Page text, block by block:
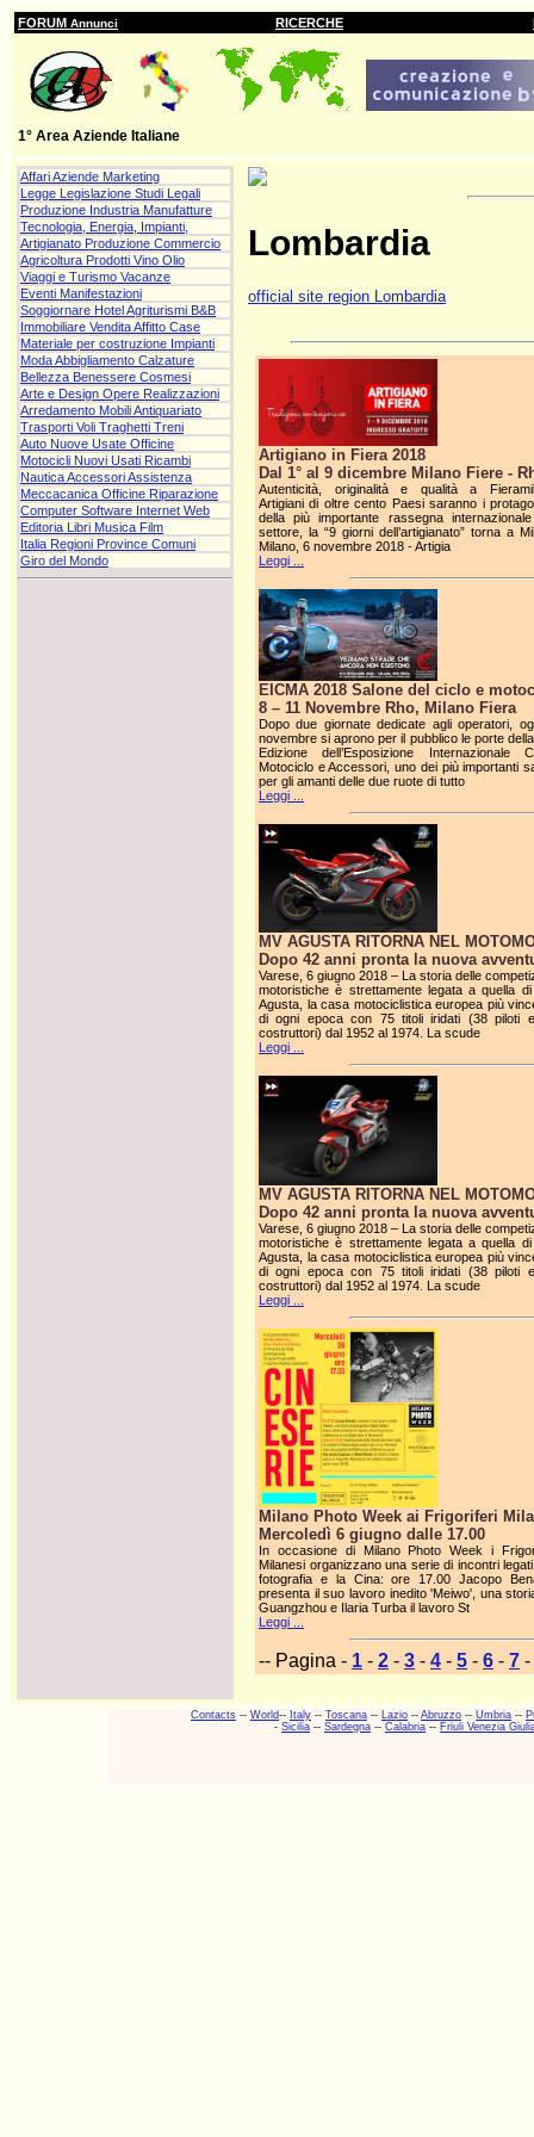
FORUM Annunci RICERCHE
1° Area Aziende Italiane
Affari Aziende Marketing
Legge Legislazione Studi Legali
Produzione Industria Manufatture
Tecnologia, Energia, Impianti,
Artigianato Produzione Commercio
Agricoltura Prodotti Vino Olio
Viaggi e Turismo Vacanze
Eventi Manifestazioni
Soggiornare Hotel Agriturismi B&B
Immobiliare Vendita Affitto Case
Materiale per costruzione Impianti
Moda Abbigliamento Calzature
Bellezza Benessere Cosmesi
Arte e Design Opere Realizzazioni
Arredamento Mobili Antiquariato
Trasporti Voli Traghetti Treni
Auto Nuove Usate Officine
Motocicli Nuovi Usati Ricambi
Nautica Accessori Assistenza
Meccacanica Officine Riparazione
Computer Software Internet Web
Editoria Libri Musica Film
Italia Regioni Province Comuni
Giro del Mondo
Lombardia
official site region Lombardia
Artigiano in Fiera 2018
Dal 1° al 9 dicembre Milano Fiere -
Autenticità, originalità e qualità a
Artigiani di oltre cento Paesi saranno i
della più importante rassegna
settore, la “9 giorni dell’artigianato” torna a
Milano, 6 novembre 2018 - Artigia
Leggi ...
EICMA 2018 Salone del ciclo e
8 – 11 Novembre Rho, Milano Fiera
Dopo due giornate dedicate agli operatori,
novembre si aprono per il pubblico le porte della
Edizione dell’Esposizione Internazionale
Motociclo e Accessori, uno dei più importanti
per gli amanti delle due ruote di tutto
Leggi ...
MV AGUSTA RITORNA NEL
Dopo 42 anni pronta la nuova
Varese, 6 giugno 2018 – La storia delle
motoristiche è strettamente legata a quella
Agusta, la casa motociclistica europea più
di ogni epoca con 75 titoli iridati (38 piloti
costruttori) dal 1952 al 1974. La scude
Leggi ...
MV AGUSTA RITORNA NEL
Dopo 42 anni pronta la nuova
Varese, 6 giugno 2018 – La storia delle
motoristiche è strettamente legata a quella
Agusta, la casa motociclistica europea più
di ogni epoca con 75 titoli iridati (38 piloti
costruttori) dal 1952 al 1974. La scude
Leggi ...
Milano Photo Week ai Frigoriferi
Mercoledì 6 giugno dalle 17.00
In occasione di Milano Photo Week i
Milanesi organizzano una serie di incontri
fotografia e la Cina: ore 17.00 Jacopo
presenta il suo lavoro inedito 'Meiwo', una
Guangzhou e Ilaria Turba il lavoro St
Leggi ...
-- Pagina - 1 - 2 - 3 - 4 - 5 - 6 - 7 -
Contacts -- World-- Italy -- Toscana -- Lazio -- Abruzzo -- Umbria --
- Sicilia -- Sardegna -- Calabria -- Friuli Venezia